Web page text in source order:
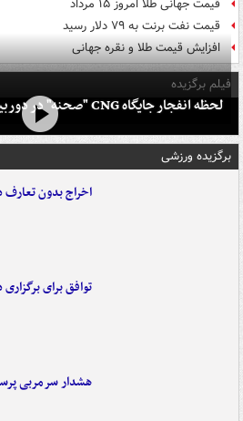
قیمت جهانی طلا امروز ۱۵ مرداد
قیمت نفت برنت به ۷۹ دلار رسید
افزایش قیمت طلا و نقره جهانی
فیلم برگزیده
لحظه انفجار جایگاه CNG "صحنه" در دوربین مداربسته
برگزیده ورزشی
اخراج بدون تعارف
توافق برای
هشدار سرمربی